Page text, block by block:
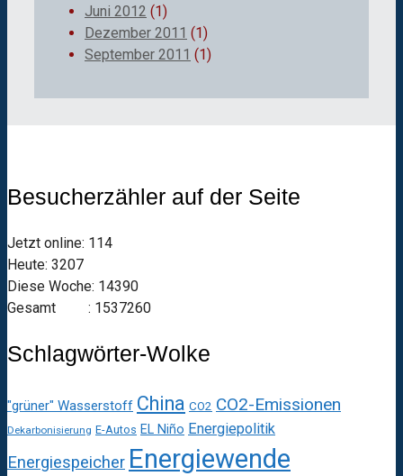
Juni 2012 (1)
Dezember 2011 (1)
September 2011 (1)
Besucherzähler auf der Seite
Jetzt online: 114
Heute: 3207
Diese Woche: 14390
Gesamt : 1537260
Schlagwörter-Wolke
"grüner" Wasserstoff China CO2 CO2-Emissionen
Dekarbonisierung E-Autos EL Niño Energiepolitik
Energiespeicher Energiewende